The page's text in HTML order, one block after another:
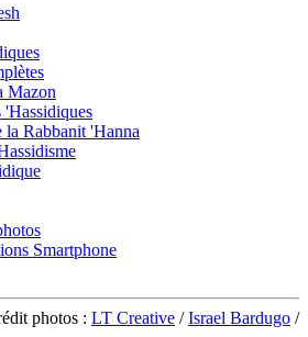
Mazon
'Hassidiques
la Rabbanit 'Hanna
Smartphone
photos : LT Creative /Israel Bardugo /